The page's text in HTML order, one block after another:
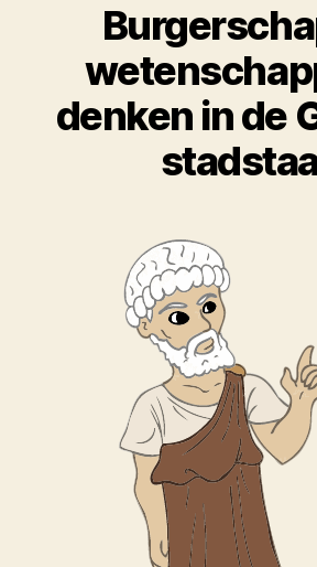
denken in de